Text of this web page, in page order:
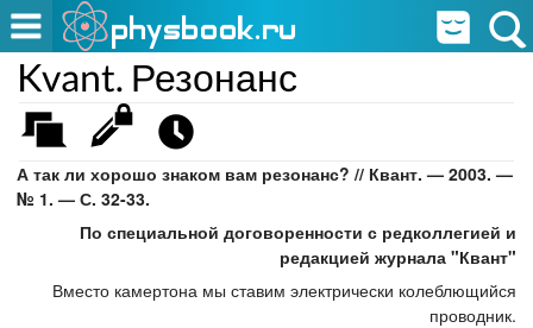
Kvant. Резонанс
А так ли хорошо знаком вам резонанс? // Квант. — 2003. —
№ 1. — С. 32-33.
По специальной договоренности с редколлегией и
редакцией журнала "Квант"
Вместо камертона мы ставим электрически колеблющийся
проводник.